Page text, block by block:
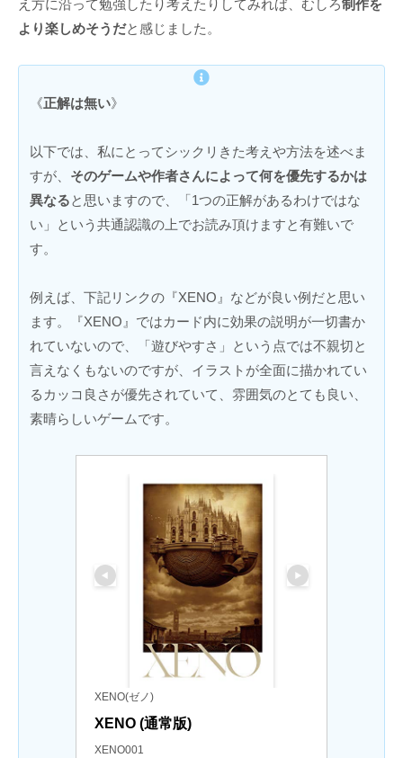
え方に沿って勉強したり考えたりしてみれば、むしろ制作を
より楽しめそうだと感じました。
《正解は無い》
以下では、私にとってシックリきた考えや方法を述べま
すが、 そのゲームや作者さんによって何を優先するかは
異なると思いますので、「1つの正解があるわけではな
い」という共通認識の上でお読み頂けますと有難いで
す。
例えば、下記リンクの『XENO』などが良い例だと思い
ます。『XENO』ではカード内に効果の説明が一切書か
れていないので、「遊びやすさ」という点では不親切と
言えなくもないのですが、イラストが全面に描かれてい
るカッコ良さが優先されていて、雰囲気のとても良い、
素晴らしいゲームです。
XENO(ゼノ)
XENO (通常版)
XENO001